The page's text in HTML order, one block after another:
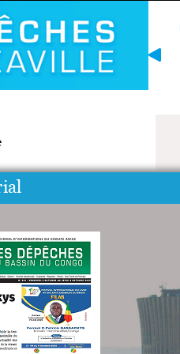
07/08/2026 - 1h01
l'Ouest : les mafias du...
offres d'emploi diffusées...